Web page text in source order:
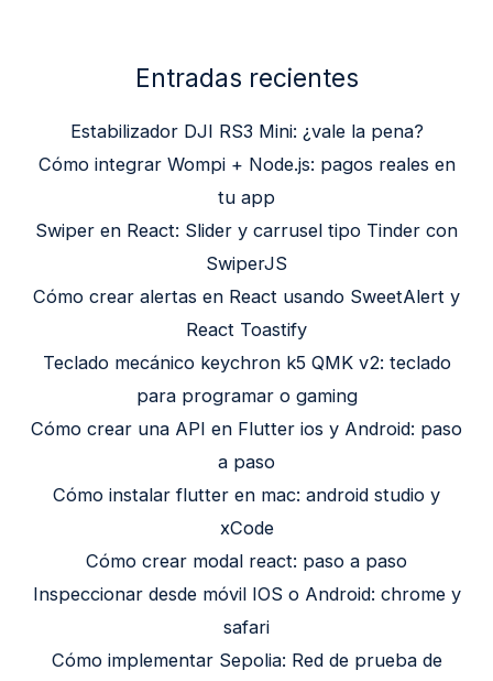
Entradas recientes
Estabilizador DJI RS3 Mini: ¿vale la pena?
Cómo integrar Wompi + Node.js: pagos reales en
tu app
Swiper en React: Slider y carrusel tipo Tinder con
SwiperJS
Cómo crear alertas en React usando SweetAlert y
React Toastify
Teclado mecánico keychron k5 QMK v2: teclado
para programar o gaming
Cómo crear una API en Flutter ios y Android: paso
a paso
Cómo instalar flutter en mac: android studio y
xCode
Cómo crear modal react: paso a paso
Inspeccionar desde móvil IOS o Android: chrome y
safari
Cómo implementar Sepolia: Red de prueba de